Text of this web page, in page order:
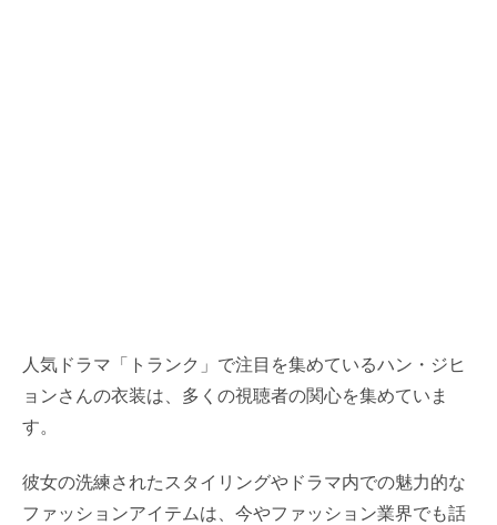
人気ドラマ「トランク」で注目を集めているハン・ジヒ
ョンさんの衣装は、多くの視聴者の関心を集めていま
す。
彼女の洗練されたスタイリングやドラマ内での魅力的な
ファッションアイテムは、今やファッション業界でも話